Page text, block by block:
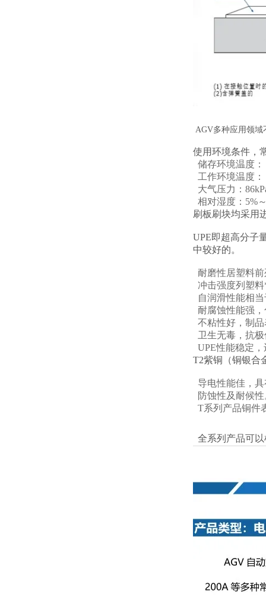
AGV多种应用领域
使用环境条件，
储存环境温度
工作环境温度
大气压力：
相对湿度：5%
刷板刷块均采用
UPE即超高分子
中较好的。
耐磨性居塑料
冲击强度列塑
自润滑性能相
耐腐蚀性能强
不粘性好，制
卫生无毒，抗
UPE性能稳定
T2紫铜（铜银合
导电性能佳，
防蚀性及耐候性
T系列产品铜件
全系列产品可